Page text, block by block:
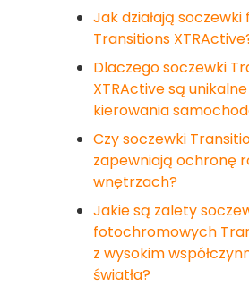
Jak działają
Transitions
Dlaczego soczewki
XTRActive są
kierowania
Czy soczewki
zapewniają ochronę
wnętrzach?
Jakie są zalety
fotochromowych
z wysokim
światła?